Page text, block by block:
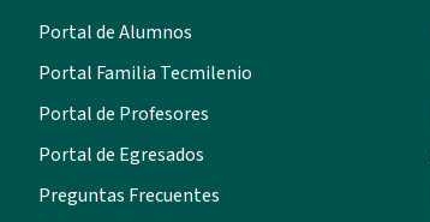
Portal de Alumnos
Portal Familia Tecmilenio
Portal de Profesores
Portal de Egresados
Preguntas Frecuentes